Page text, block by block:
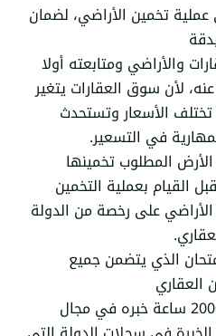
تخمين الأراضي، لضمان
والأراضي ومتابعته أولا
لأن سوق العقارات يتغير
الأسعار وتستحدث
في التسعير.
المطلوب تخمينها
القيام بعملية التخمين
على رخصة من الدولة
الذي يتضمن جميع
العقاري
يجب أن يحصل على 2000 ساعة خبره في مجال